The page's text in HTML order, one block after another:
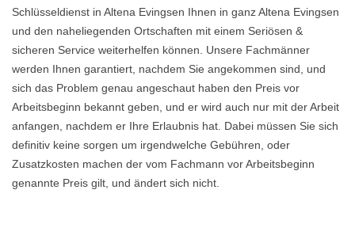
Schlüsseldienst in Altena Evingsen Ihnen in ganz Altena Evingsen
und den naheliegenden Ortschaften mit einem Seriösen &
sicheren Service weiterhelfen können. Unsere Fachmänner
werden Ihnen garantiert, nachdem Sie angekommen sind, und
sich das Problem genau angeschaut haben den Preis vor
Arbeitsbeginn bekannt geben, und er wird auch nur mit der Arbeit
anfangen, nachdem er Ihre Erlaubnis hat. Dabei müssen Sie sich
definitiv keine sorgen um irgendwelche Gebühren, oder
Zusatzkosten machen der vom Fachmann vor Arbeitsbeginn
genannte Preis gilt, und ändert sich nicht.